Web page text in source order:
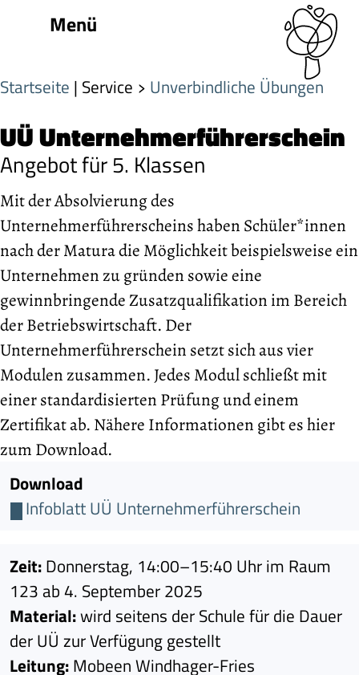
Menü
Startseite | Service Unverbindliche Übungen
UÜ Unternehmerführerschein
Angebot für 5. Klassen
Mit der Absolvierung des
Unternehmerführerscheins haben Schüler*innen
nach der Matura die Möglichkeit beispielsweise ein
Unternehmen zu gründen sowie eine
gewinnbringende Zusatzqualifikation im Bereich
der Betriebswirtschaft. Der
Unternehmerführerschein setzt sich aus vier
Modulen zusammen. Jedes Modul schließt mit
einer standardisierten Prüfung und einem
Zertifikat ab. Nähere Informationen gibt es hier
zum Download.
Download
Infoblatt UÜ Unternehmerführerschein
Zeit:Donnerstag, 14:00–15:40 Uhr im Raum
123 ab 4. September 2025
Material:wird seitens der Schule für die Dauer
der UÜ zur Verfügung gestellt
Leitung:Mobeen Windhager-Fries